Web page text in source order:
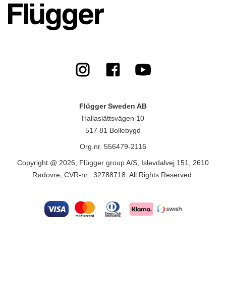
Flügger Sweden AB
Hallaslättsvägen 10
517 81 Bollebygd
Org.nr. 556479-2116
Copyright @ 2026, Flügger group A/S, Islevdalvej 151, 2610
Rødovre, CVR-nr.: 32788718. All Rights Reserved.